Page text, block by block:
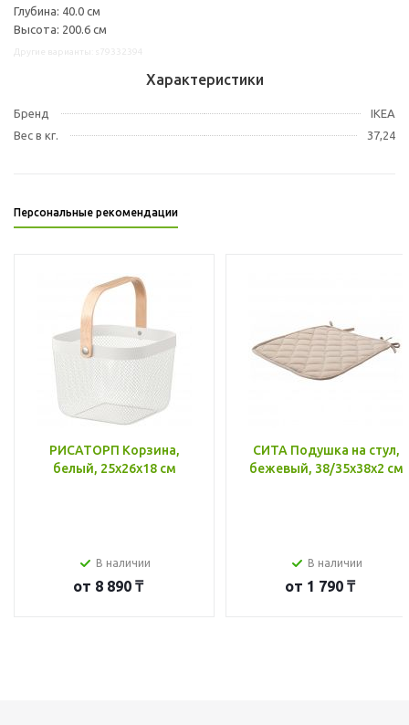
Глубина: 40.0 см
Высота: 200.6 см
Характеристики
Бренд
IKEA
Вес в кг.
37,24
Персональные рекомендации
РИСАТОРП Корзина,
белый, 25x26x18 см
В наличии
от 8 890 ₸
СИТА Подушка на стул,
бежевый, 38/35x38x2 см
В наличии
от 1 790 ₸